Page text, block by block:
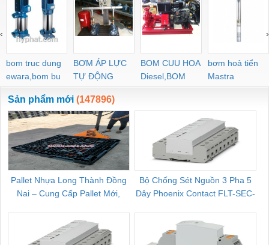
bom truc dung
ewara,bom bu
ewara
BƠM ÁP LỰC
TỰ ĐỘNG
BOM CUU HOA
Diesel,BOM
CHUA CHAY
bơm hoả tiển
Mastra
‹ ›
Sản phẩm mới (147896)
Pallet Nhựa Long Thành Đồng
Nai – Cung Cấp Pallet Mới,
Bộ Chống Sét Nguồn 3 Pha 5
Dây Phoenix Contact FLT-SEC-